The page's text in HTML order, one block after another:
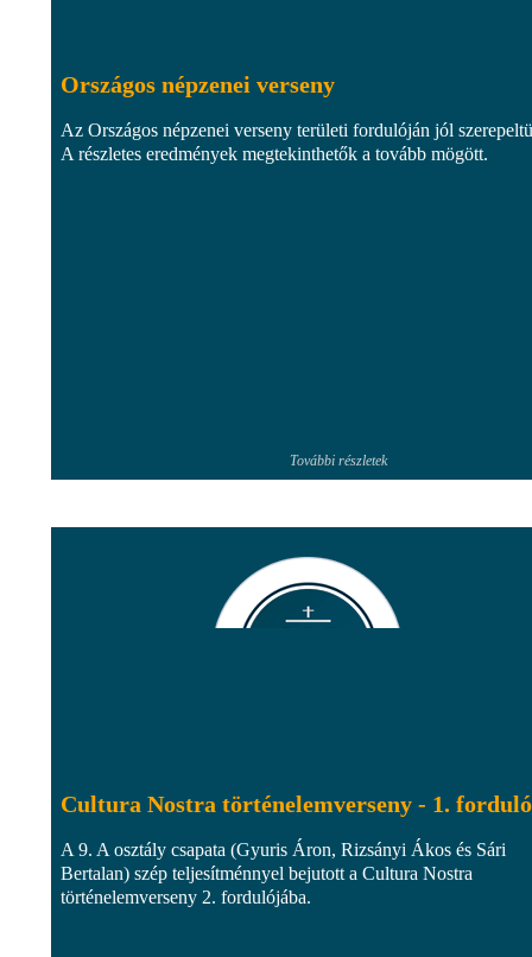
Országos népzenei verseny
Az Országos népzenei verseny területi fordulóján jól
A részletes eredmények megtekinthetők a tovább mögött.
További részletek
Cultura Nostra történelemverseny - 1. forduló
A 9. A osztály csapata (Gyuris Áron, Rizsányi Ákos és Sári
Bertalan) szép teljesítménnyel bejutott a Cultura Nostra
történelemverseny 2. fordulójába.